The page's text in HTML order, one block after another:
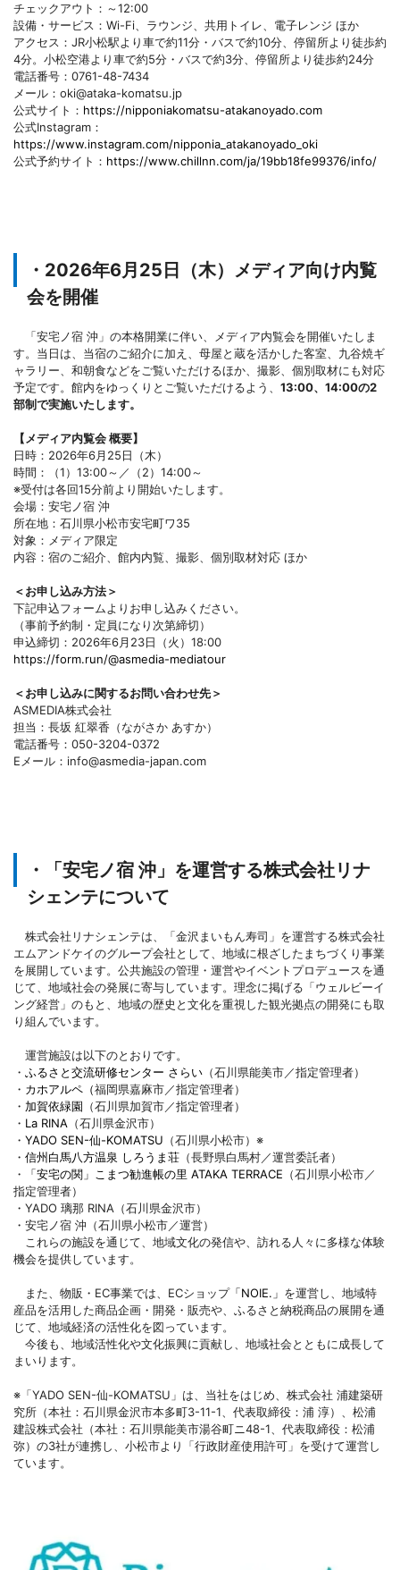
チェックアウト：～12:00
設備・サービス：Wi-Fi、ラウンジ、共用トイレ、電子レンジ ほか
アクセス：JR小松駅より車で約11分・バスで約10分、停留所より徒歩約
4分。小松空港より車で約5分・バスで約3分、停留所より徒歩約24分
電話番号：0761-48-7434
メール：oki@ataka-komatsu.jp
公式サイト： https://nipponiakomatsu-atakanoyado.com
公式Instagram：
https://www.instagram.com/nipponia_atakanoyado_oki
公式予約サイト： https://www.chillnn.com/ja/19bb18fe99376/info/
・2026年6月25日（木）メディア向け内覧
会を開催
「安宅ノ宿 沖」の本格開業に伴い、メディア内覧会を開催いたしま
す。当日は、当宿のご紹介に加え、母屋と蔵を活かした客室、九谷焼ギ
ャラリー、和朝食などをご覧いただけるほか、撮影、個別取材にも対応
予定です。館内をゆっくりとご覧いただけるよう、 13:00、14:00の2
部制で実施いたします。
【メディア内覧会 概要】
日時：2026年6月25日（木）
時間：（1）13:00～／（2）14:00～
※受付は各回15分前より開始いたします。
会場：安宅ノ宿 沖
所在地：石川県小松市安宅町ワ35
対象：メディア限定
内容：宿のご紹介、館内内覧、撮影、個別取材対応 ほか
＜お申し込み方法＞
下記申込フォームよりお申し込みください。
（事前予約制・定員になり次第締切）
申込締切：2026年6月23日（火）18:00
https://form.run/@asmedia-mediatour
＜お申し込みに関するお問い合わせ先＞
ASMEDIA株式会社
担当：長坂 紅翠香（ながさか あすか）
電話番号：050-3204-0372
Eメール：info@asmedia-japan.com
・「安宅ノ宿 沖」を運営する株式会社リナ
シェンテについて
株式会社リナシェンテは、「金沢まいもん寿司」を運営する株式会社
エムアンドケイのグループ会社として、地域に根ざしたまちづくり事業
を展開しています。公共施設の管理・運営やイベントプロデュースを通
じて、地域社会の発展に寄与しています。理念に掲げる「ウェルビーイ
ング経営」のもと、地域の歴史と文化を重視した観光拠点の開発にも取
り組んでいます。
運営施設は以下のとおりです。
・ ふるさと交流研修センター さらい （石川県能美市／指定管理者）
・ カホアルペ（福岡県嘉麻市／指定管理者）
・ 加賀依緑園 （石川県加賀市／指定管理者）
・ La RINA （石川県金沢市）
・ YADO SEN-仙-KOMATSU （石川県小松市）※
・ 信州白馬八方温泉 しろうま荘 （長野県白馬村／運営委託者）
・
「安宅の関」こまつ勧進帳の里 ATAKA TERRACE （石川県小松市／
指定管理者）
・YADO 璃那 RINA（石川県金沢市）
・安宅ノ宿 沖（石川県小松市／運営）
これらの施設を通じて、地域文化の発信や、訪れる人々に多様な体験
機会を提供しています。
また、物販・EC事業では、ECショップ「NOIE.」 を運営し、地域特
産品を活用した商品企画・開発・販売や、ふるさと納税商品の展開を通
じて、地域経済の活性化を図っています。
今後も、地域活性化や文化振興に貢献し、地域社会とともに成長して
まいります。
※「YADO SEN-仙-KOMATSU」は、当社をはじめ、株式会社 浦建築研
究所（本社：石川県金沢市本多町3-11-1、代表取締役：浦 淳）、松浦
建設株式会社（本社：石川県能美市湯谷町ニ48-1、代表取締役：松浦
弥）の3社が連携し、小松市より「行政財産使用許可」を受けて運営し
ています。